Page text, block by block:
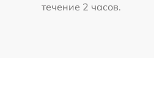
течение 2 часов.